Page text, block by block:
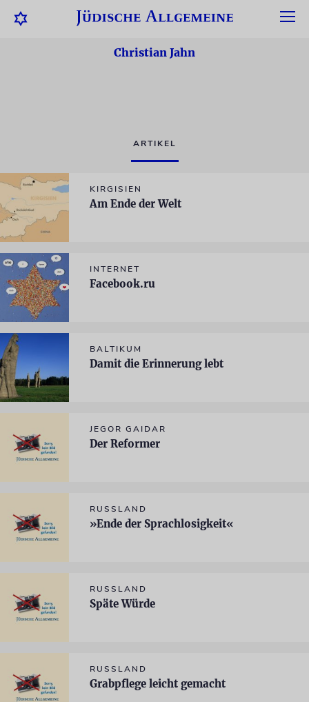
Christian Jahn
ARTIKEL
KIRGISIEN
Am Ende der Welt
INTERNET
Facebook.ru
BALTIKUM
Damit die Erinnerung lebt
JEGOR GAIDAR
Der Reformer
RUSSLAND
»Ende der Sprachlosigkeit«
RUSSLAND
Späte Würde
RUSSLAND
Grabpflege leicht gemacht